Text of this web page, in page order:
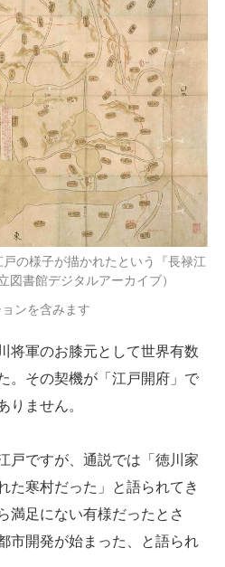
の様子が描かれたという『長禄江
図書館デジタルアーカイブ）
ンを含みます
将軍のお膝元として世界有数
。その契機が「江戸開府」で
りません。
戸ですが、通説では「徳川家
た寒村だった」と語られてき
満足にない有様だったとさ
市開発が始まった、と語られ